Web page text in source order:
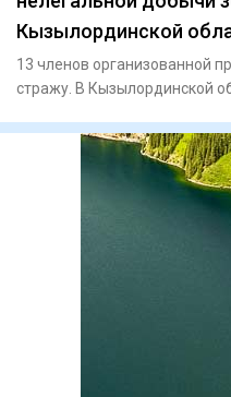
Кызылординской
13 членов организованной
стражу. В Кызылординской